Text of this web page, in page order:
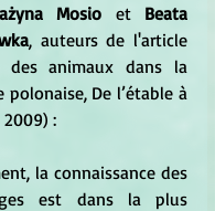
Mosio et Beata
, auteurs de l'article
des animaux dans la
De l’étable à
2009) :
est dans la plus